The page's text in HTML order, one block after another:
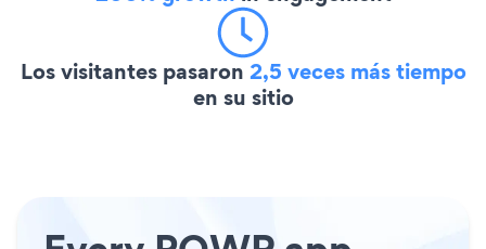
Los visitantes pasaron 2,5 veces más tiempo
en su sitio